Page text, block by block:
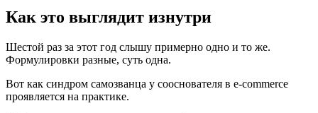
Как это выглядит изнутри
Шестой раз за этот год слышу примерно одно и то же.
Формулировки разные, суть одна.
Вот как синдром самозванца у сооснователя в e-commerce
проявляется на практике.